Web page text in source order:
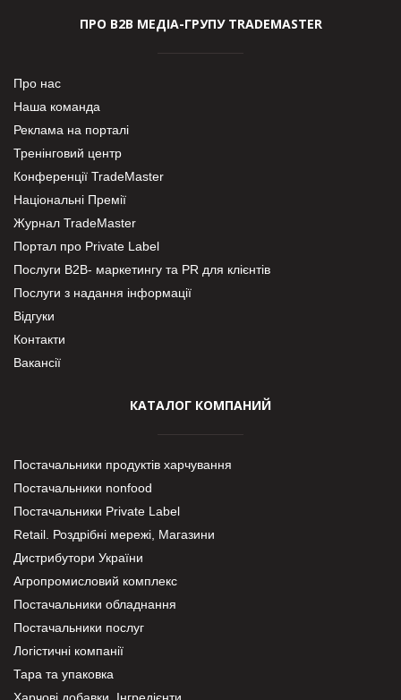
ПРО В2В МЕДІА-ГРУПУ TRADEMASTER
Про нас
Наша команда
Реклама на порталі
Тренінговий центр
Конференції TradeMaster
Національні Премії
Журнал TradeMaster
Портал про Private Label
Послуги В2В- маркетингу та PR для клієнтів
Послуги з надання інформації
Відгуки
Контакти
Вакансії
КАТАЛОГ КОМПАНИЙ
Постачальники продуктів харчування
Постачальники nonfood
Постачальники Private Label
Retail. Роздрібні мережі, Магазини
Дистрибутори України
Агропромисловий комплекс
Постачальники обладнання
Постачальники послуг
Логістичні компанії
Тара та упаковка